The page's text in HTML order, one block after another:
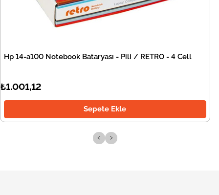
Hp 14-a100 Notebook Bataryası - Pili / RETRO - 4 Cell
₺1.001,12
Sepete Ekle
‹ ›